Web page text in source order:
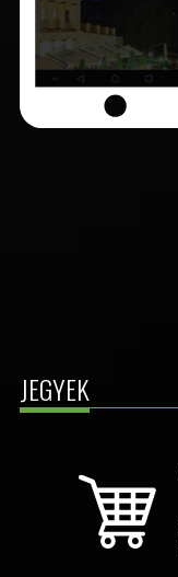
JEGYEK